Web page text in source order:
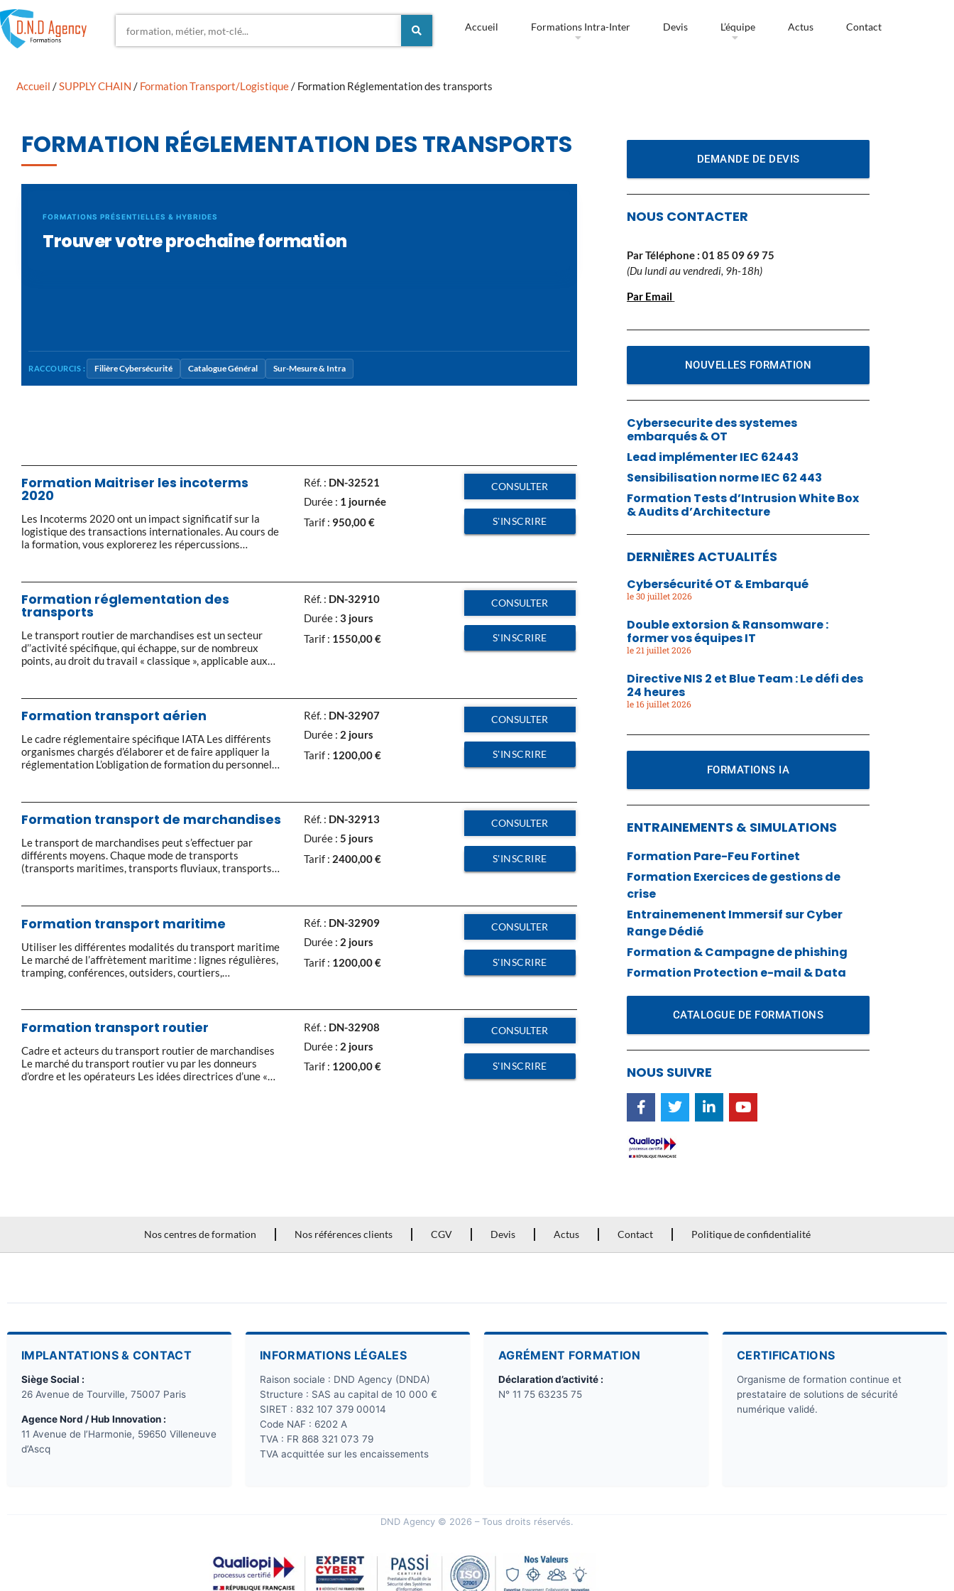
Accueil Formations Intra-Inter Devis L’équipe Actus Contact
Accueil /SUPPLY CHAIN / Formation Transport/Logistique/ Formation Réglementation des transports
FORMATION RÉGLEMENTATION DES TRANSPORTS
FORMATIONS PRÉSENTIELLES & HYBRIDES
Trouver votre prochaine formation
RACCOURCIS : Filière Cybersécurité Catalogue Général Sur-Mesure & Intra
Formation Maitriser les incoterms
2020
Les Incoterms 2020 ont un impact significatif sur la
logistique des transactions internationales. Au cours de
la formation, vous explorerez les répercussions
Vous comprendrez comment les choix liés aux
Incoterms® peuvent influencer la chaîne
d’approvisionnement et la gestion des […]
Réf. : DN-32521
Durée : 1 journée
Tarif : 950,00€
CONSULTER
S'INSCRIRE
Formation réglementation des
transports
Le transport routier de marchandises est un secteur
d’’activité spécifique, qui échappe, sur de nombreux
points, au droit du travail « classique », applicable aux
avec la loi. Accès au marché Les conditions d’’accès :
honorabilité, capital, licence de transport […]
Réf. : DN-32910
Durée :3 jours
Tarif : 1550,00€
CONSULTER
S'INSCRIRE
Formation transport aérien
Le cadre réglementaire spécifique IATA Les différents
organismes chargés d’élaborer et de faire appliquer la
réglementation L’obligation de formation du personnel
responsabilités des différents intervenants Identifier
les marchandises et les classes de danger Les principes
de classification des risques […]
Réf. : DN-32907
Durée : 2 jours
Tarif : 1200,00€
CONSULTER
S'INSCRIRE
Formation transport de marchandises
Le transport de marchandises peut s’effectuer par
différents moyens. Chaque mode de transports
(transports maritimes, transports fluviaux, transports
transport de marchandises vous permet d’appréhender
les spécificités de tous ces modes de transport de
marchandises. Le transport international Transport et
commerce international Les […]
Réf. : DN-32913
Durée :5 jours
Tarif : 2400,00€
CONSULTER
S'INSCRIRE
Formation transport maritime
Utiliser les différentes modalités du transport maritime
Le marché de l’affrètement maritime : lignes régulières,
tramping, conférences, outsiders, courtiers,
intervenants du transport maritime et multimodal Les
opérateurs de manutention Les outils du transport
maritime et multimodal : les différents types de navires
et […]
Réf. : DN-32909
Durée : 2 jours
Tarif : 1200,00€
CONSULTER
S'INSCRIRE
Formation transport routier
Cadre et acteurs du transport routier de marchandises
Le marché du transport routier vu par les donneurs
d’ordre et les opérateurs Les idées directrices d’une «
Réf. : DN-32908
Durée : 2 jours
Tarif : 1200,00€
CONSULTER
S'INSCRIRE
DEMANDE DE DEVIS
NOUS CONTACTER
Par Téléphone : 01 85 09 69 75
(Du lundi au vendredi, 9h-18h)
Par Email
NOUVELLES FORMATION
Cybersecurite des systemes
embarqués & OT
Lead implémenter IEC 62443
Sensibilisation norme IEC 62 443
Formation Tests d’Intrusion White Box
& Audits d’Architecture
DERNIÈRES ACTUALITÉS
Cybersécurité OT & Embarqué
30 juillet 2026
Double extorsion & Ransomware :
former vos équipes IT
21 juillet 2026
Directive NIS 2 et Blue Team : Le défi des
24 heures
16 juillet 2026
FORMATIONS IA
ENTRAINEMENTS & SIMULATIONS
Formation Pare-Feu Fortinet
Formation Exercices de gestions de
crise
Entrainemenent Immersif sur Cyber
Range Dédié
Formation & Campagne de phishing
Formation Protection e-mail & Data
CATALOGUE DE FORMATIONS
NOUS SUIVRE
Nos centres de formation Nos références clients CGV Devis Actus Contact Politique de confidentialité
IMPLANTATIONS & CONTACT
Siège Social :
26 Avenue de Tourville, 75007 Paris
Agence Nord / Hub Innovation :
11 Avenue de l’Harmonie, 59650 Villeneuve
d’Ascq
INFORMATIONS LÉGALES
Raison sociale : DND Agency (DNDA)
Structure : SAS au capital de 10 000 €
SIRET : 832 107 379 00014
Code NAF : 6202 A
TVA : FR 868 321 073 79
TVA acquittée sur les encaissements
AGRÉMENT FORMATION
Déclaration d’activité :
N° 11 75 63235 75
CERTIFICATIONS
Organisme de formation continue et
prestataire de solutions de sécurité
numérique validé.
DND Agency © 2026 – Tous droits réservés.